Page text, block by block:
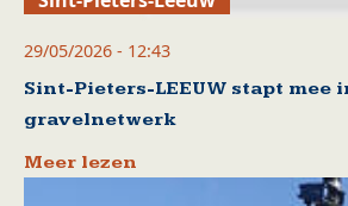
29/05/2026 - 12:43
Sint-Pieters-LEEUW stapt mee
gravelnetwerk
Meer lezen